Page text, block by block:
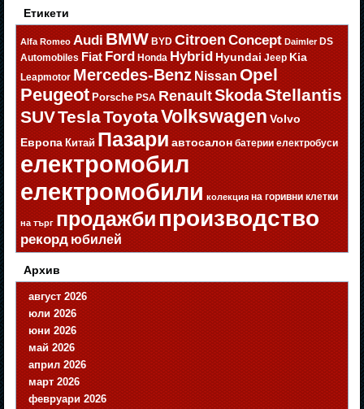
Етикети
Alfa Romeo Audi BMW BYD Citroen Concept Daimler DS
Automobiles Fiat Ford Honda Hybrid Hyundai Jeep Kia
Leapmotor Mercedes-Benz Nissan Opel
Peugeot Porsche PSA RenaultSkodaStellantis
SUVTeslaToyotaVolkswagen Volvo
Европа Китай Пазари автосалон батерии електробуси
електромобил
електромобили колекция на горивни клетки
на търг продажбипроизводство
рекорд юбилей
Архив
август 2026
юли 2026
юни 2026
май 2026
април 2026
март 2026
февруари 2026